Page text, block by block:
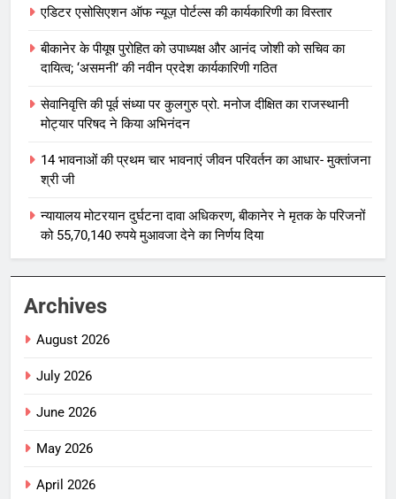
एडिटर एसोसिएशन ऑफ न्यूज़ पोर्टल्स की कार्यकारिणी का विस्तार
बीकानेर के पीयूष पुरोहित को उपाध्यक्ष और आनंद जोशी को सचिव का
दायित्व; ‘असमनी’ की नवीन प्रदेश कार्यकारिणी गठित
सेवानिवृत्ति की पूर्व संध्या पर कुलगुरु प्रो. मनोज दीक्षित का राजस्थानी
मोट्यार परिषद ने किया अभिनंदन
14 भावनाओं की प्रथम चार भावनाएं जीवन परिवर्तन का आधार- मुक्तांजना
श्री जी
न्यायालय मोटरयान दुर्घटना दावा अधिकरण, बीकानेर ने मृतक के परिजनों
को 55,70,140 रुपये मुआवजा देने का निर्णय दिया
Archives
August 2026
July 2026
June 2026
May 2026
April 2026